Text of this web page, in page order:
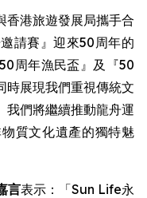
香港旅遊發展局攜手合
請賽』迎來50周年的
周年漁民盃』及『50
時展現我們重視傳統文
我們將繼續推動龍舟運
質文化遺產的獨特魅
言表示：「Sun Life永